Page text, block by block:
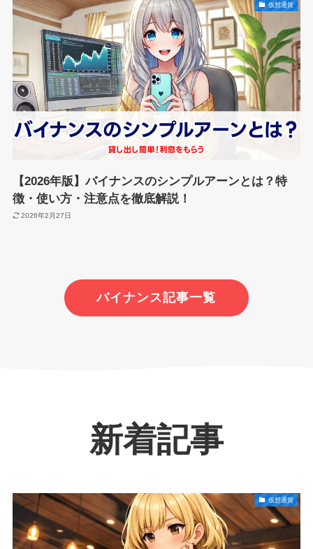
仮想通貨
【2026年版】バイナンスのシンプルアーンとは？特
徴・使い方・注意点を徹底解説！
2026年2月27日
バイナンス記事一覧
新着記事
仮想通貨